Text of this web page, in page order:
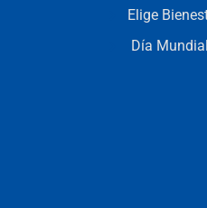
Elige
Día